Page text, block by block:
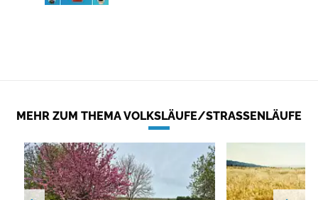
MEHR ZUM THEMA VOLKSLÄUFE/STRASSENLÄUFE